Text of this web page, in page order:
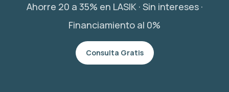
Ahorre 20 a 35% en LASIK · Sin intereses ·
Financiamiento al 0%
Consulta Gratis